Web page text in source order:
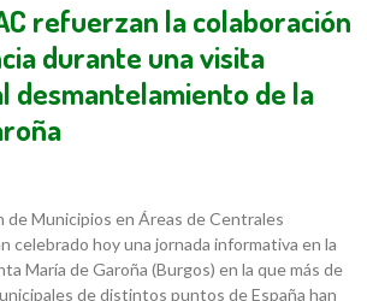
refuerzan la colaboración
durante una visita
desmantelamiento de la
de Municipios en Áreas de Centrales
celebrado hoy una jornada informativa en la
María de Garoña (Burgos) en la que más de
de distintos puntos de España han